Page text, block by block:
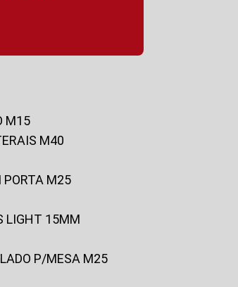
M15
M40
PORTA M25
LIGHT 15MM
P/MESA M25